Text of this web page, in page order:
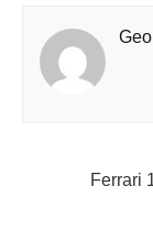
Ferrari